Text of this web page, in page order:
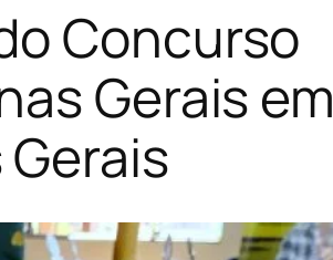
Concurso
Gerais em